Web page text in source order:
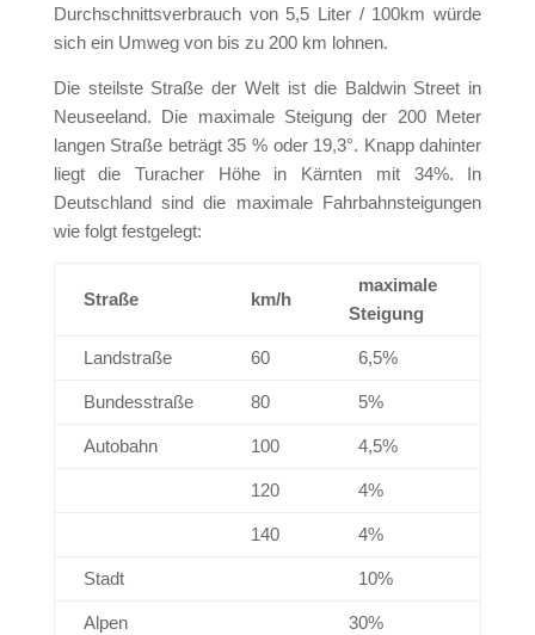
Durchschnittsverbrauch von 5,5 Liter / 100km würde
sich ein Umweg von bis zu 200 km lohnen.
Die steilste Straße der Welt ist die Baldwin Street in
Neuseeland. Die maximale Steigung der 200 Meter
langen Straße beträgt 35 % oder 19,3°. Knapp dahinter
liegt die Turacher Höhe in Kärnten mit 34%. In
Deutschland sind die maximale Fahrbahnsteigungen
wie folgt festgelegt:
Straße km/h
maximale
Steigung
Landstraße 60 6,5%
Bundesstraße 80 5%
Autobahn 100 4,5%
120 4%
140 4%
Stadt 10%
Alpen 30%